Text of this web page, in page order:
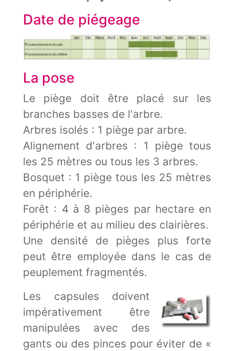
Date de piégeage
La pose
Le piège doit être placé sur les
branches basses de l'arbre.
Arbres isolés : 1 piège par arbre.
Alignement d'arbres : 1 piège tous
les 25 mètres ou tous les 3 arbres.
Bosquet : 1 piège tous les 25 mètres
en périphérie.
Forêt : 4 à 8 pièges par hectare en
périphérie et au milieu des clairières.
Une densité de pièges plus forte
peut être employée dans le cas de
peuplement fragmentés.
Les capsules doivent
impérativement être
manipulées avec des
gants ou des pinces pour éviter de «